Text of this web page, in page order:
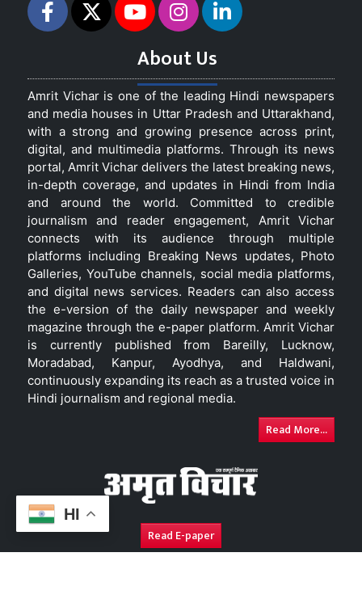
HI
About Us
Amrit Vichar is one of the leading Hindi newspapers
and media houses in Uttar Pradesh and Uttarakhand,
with a strong and growing presence across print,
digital, and multimedia platforms. Through its news
portal, Amrit Vichar delivers the latest breaking news,
in-depth coverage, and updates in Hindi from India
and around the world. Committed to credible
journalism and reader engagement, Amrit Vichar
connects with its audience through multiple
platforms including Breaking News updates, Photo
Galleries, YouTube channels, social media platforms,
and digital news services. Readers can also access
the e-version of the daily newspaper and weekly
magazine through the e-paper platform. Amrit Vichar
is currently published from Bareilly, Lucknow,
Moradabad, Kanpur, Ayodhya, and Haldwani,
continuously expanding its reach as a trusted voice in
Hindi journalism and regional media.
Read More...
Read E-paper